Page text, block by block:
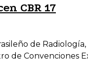
CBR 17
de
de